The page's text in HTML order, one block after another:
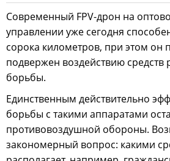
Современный FPV-дрон на
управлении уже сегодня
сорока километров, при этом он
подвержен воздействию средств
борьбы.
Единственным действительно
борьбы с такими аппаратами
противовоздушной обороны.
закономерный вопрос: какими